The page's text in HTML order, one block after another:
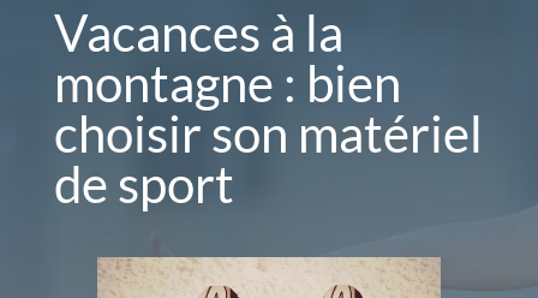
Vacances à la
montagne : bien
choisir son matériel
de sport